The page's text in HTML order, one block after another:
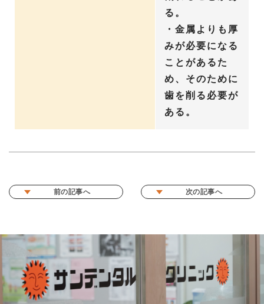
る。
・金属よりも厚
みが必要になる
ことがあるた
め、そのために
歯を削る必要が
ある。
前の記事へ 次の記事へ